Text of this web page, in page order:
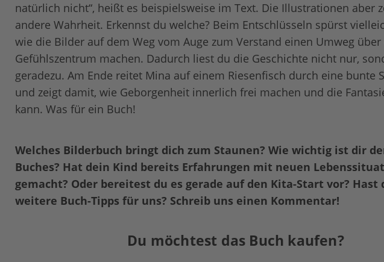
natürlich nicht“, heißt es beispielsweise im Text. Die Illustrationen aber
andere Wahrheit. Erkennst du welche? Beim Entschlüsseln spürst
wie die Bilder auf dem Weg vom Auge zum Verstand einen Umweg über
Gefühlszentrum machen. Dadurch liest du die Geschichte nicht nur,
geradezu. Am Ende reitet Mina auf einem Riesenfisch durch eine bunte
und zeigt damit, wie Geborgenheit innerlich frei machen und die
kann. Was für ein Buch!
Welches Bilderbuch bringt dich zum Staunen? Wie wichtig ist dir
Buches? Hat dein Kind bereits Erfahrungen mit neuen
gemacht? Oder bereitest du es gerade auf den Kita-Start vor? Hast
weitere Buch-Tipps für uns? Schreib uns einen Kommentar!
Du möchtest das Buch kaufen?